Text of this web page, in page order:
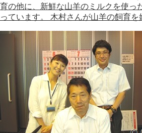
育の他に、新鮮な山羊のミルクを使っ
っています。 木村さんが山羊の飼育